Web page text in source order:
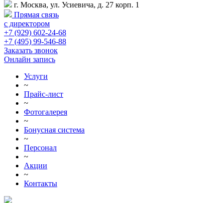
г. Москва, ул. Усиевича, д. 27 корп. 1
Прямая связь
с директором
+7 (929) 602-24-68
+7 (495) 99-546-88
Заказать звонок
Онлайн запись
Услуги
~
Прайс-лист
~
Фотогалерея
~
Бонусная система
~
Персонал
~
Акции
~
Контакты